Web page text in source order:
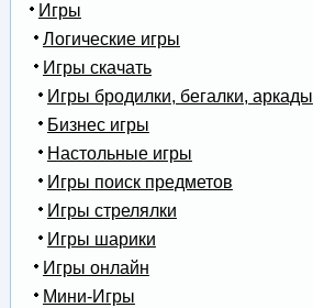
Игры
Логические игры
Игры скачать
Игры бродилки, бегалки, аркады
Бизнес игры
Настольные игры
Игры поиск предметов
Игры стрелялки
Игры шарики
Игры онлайн
Мини-Игры